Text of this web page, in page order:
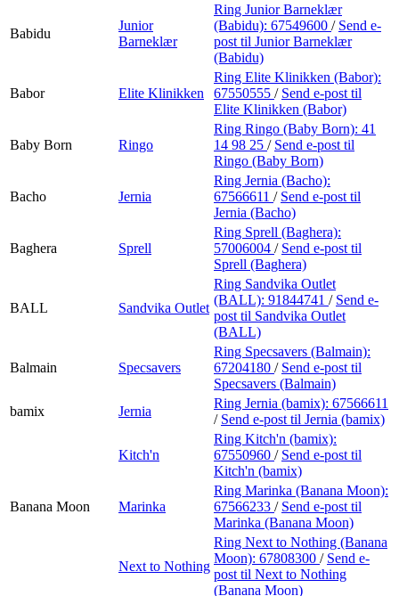
Babidu
Junior
Barneklær
Ring Junior Barneklær
(Babidu): 67549600 / Send e-
post til Junior Barneklær
(Babidu)
Babor Elite Klinikken
Ring Elite Klinikken (Babor):
67550555 / Send e-post til
Elite Klinikken (Babor)
Baby Born Ringo
Ring Ringo (Baby Born): 41
14 98 25 / Send e-post til
Ringo (Baby Born)
Bacho Jernia
Ring Jernia (Bacho):
67566611 / Send e-post til
Jernia (Bacho)
Baghera Sprell
Ring Sprell (Baghera):
57006004 / Send e-post til
Sprell (Baghera)
BALL Sandvika Outlet
Ring Sandvika Outlet
(BALL): 91844741 / Send e-
post til Sandvika Outlet
(BALL)
Balmain Specsavers
Ring Specsavers (Balmain):
67204180 / Send e-post til
Specsavers (Balmain)
bamix
Jernia
Ring Jernia (bamix): 67566611
/ Send e-post til Jernia (bamix)
Kitch'n
Ring Kitch'n (bamix):
67550960 / Send e-post til
Kitch'n (bamix)
Banana Moon Marinka
Ring Marinka (Banana Moon):
67566233 / Send e-post til
Marinka (Banana Moon)
Next to Nothing
Ring Next to Nothing (Banana
Moon): 67808300 / Send e-
post til Next to Nothing
(Banana Moon)